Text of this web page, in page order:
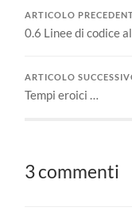
ARTICOLO
0.6 Linee di codice
ARTICOLO
Tempi eroici …
3 commenti